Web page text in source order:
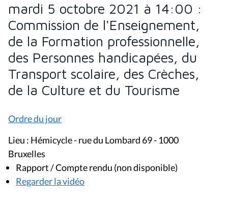
mardi 5 octobre 2021 à 14:00 :
Commission de l'Enseignement,
de la Formation professionnelle,
des Personnes handicapées, du
Transport scolaire, des Crèches,
de la Culture et du Tourisme
Ordre du jour
Lieu : Hémicycle - rue du Lombard 69 - 1000
Bruxelles
Rapport / Compte rendu (non disponible)
Regarder la vidéo